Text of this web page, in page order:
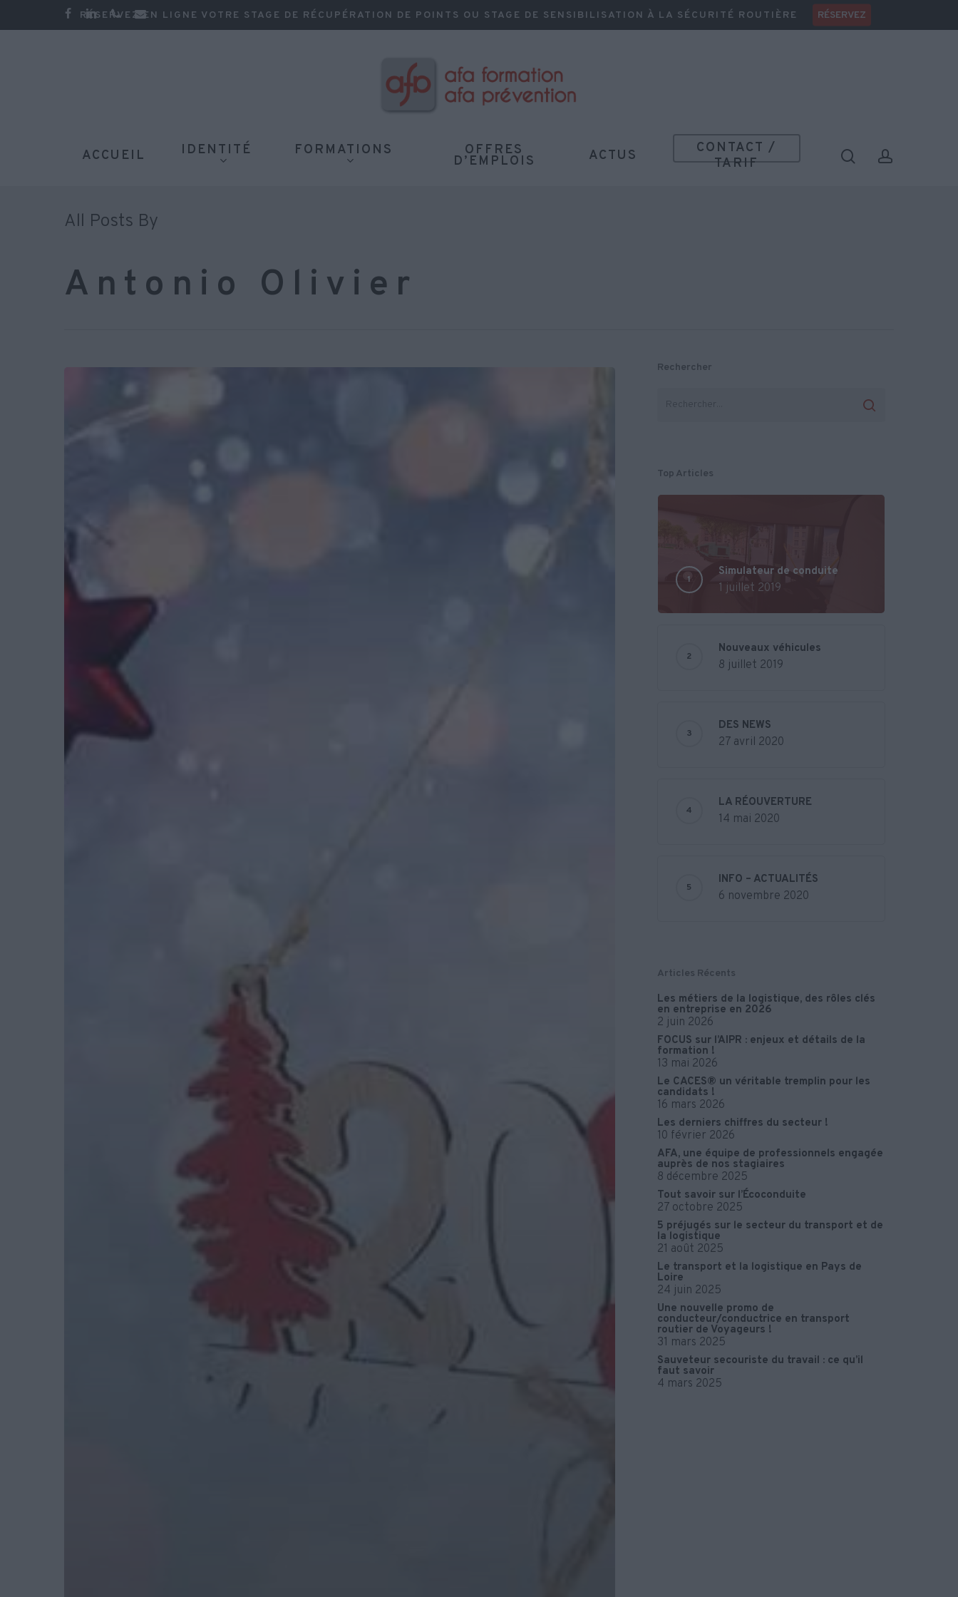
facebooklinkedinphoneemail
RÉSERVEZ EN LIGNE VOTRE STAGE DE RÉCUPÉRATION DE POINTS OU STAGE DE SENSIBILISATION À LA SÉCURITÉ ROUTIÈRE RÉSERVEZ
ACCUEIL IDENTITÉ FORMATIONS OFFRES
D’EMPLOIS ACTUS
CONTACT /
TARIF
searchaccount
All Posts By
Antonio Olivier
Rechercher
Top Articles
Simulateur de conduite
1 juillet 2019
Nouveaux véhicules
8 juillet 2019
DES NEWS
27 avril 2020
LA RÉOUVERTURE
14 mai 2020
INFO – ACTUALITÉS
6 novembre 2020
Articles Récents
Les métiers de la logistique, des rôles clés
en entreprise en 2026
2 juin 2026
FOCUS sur l’AIPR : enjeux et détails de la
formation !
13 mai 2026
Le CACES® un véritable tremplin pour les
candidats !
16 mars 2026
Les derniers chiffres du secteur !
10 février 2026
AFA, une équipe de professionnels engagée
auprès de nos stagiaires
8 décembre 2025
Tout savoir sur l’Écoconduite
27 octobre 2025
5 préjugés sur le secteur du transport et de
la logistique
21 août 2025
Le transport et la logistique en Pays de
Loire
24 juin 2025
Une nouvelle promo de
conducteur/conductrice en transport
routier de Voyageurs !
31 mars 2025
Sauveteur secouriste du travail : ce qu’il
faut savoir
4 mars 2025